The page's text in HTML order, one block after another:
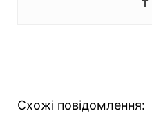
Схожі повідомлення: